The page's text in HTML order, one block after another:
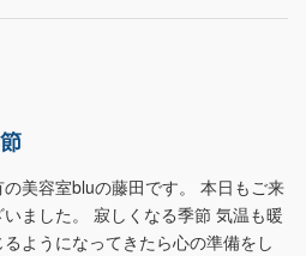
美容室bluの藤田です。 本日もご来
ました。 寂しくなる季節 気温も暖
ようになってきたら心の準備をし